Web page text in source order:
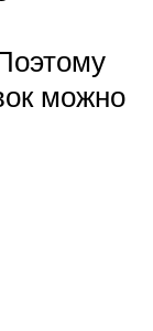
можно